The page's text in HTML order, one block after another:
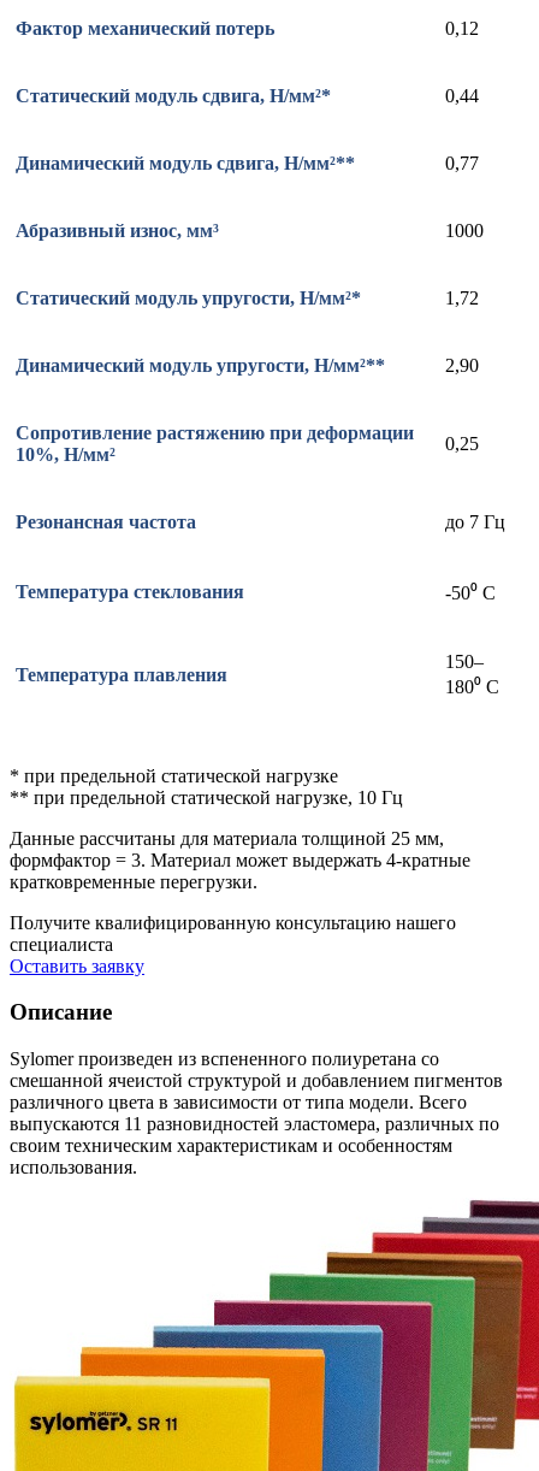
Фактор механический потерь 0,12
Статический модуль сдвига, Н/мм²* 0,44
Динамический модуль сдвига, Н/мм²** 0,77
Абразивный износ, мм³ 1000
Статический модуль упругости, Н/мм²* 1,72
Динамический модуль упругости, Н/мм²** 2,90
Сопротивление растяжению при деформации
10%, Н/мм²
0,25
Резонансная частота до 7 Гц
Температура стеклования -50⁰ С
Температура плавления
150–
180⁰ С
* при предельной статической нагрузке
** при предельной статической нагрузке, 10 Гц
Данные рассчитаны для материала толщиной 25 мм,
формфактор = 3. Материал может выдержать 4-кратные
кратковременные перегрузки.
Получите квалифицированную консультацию нашего
специалиста
Оставить заявку
Описание
Sylomer произведен из вспененного полиуретана со
смешанной ячеистой структурой и добавлением пигментов
различного цвета в зависимости от типа модели. Всего
выпускаются 11 разновидностей эластомера, различных по
своим техническим характеристикам и особенностям
использования.